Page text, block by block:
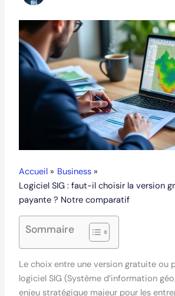
Accueil
Business
Logiciel SIG : faut-il choisir la version
payante ? Notre comparatif
Sommaire
Le choix entre une version gratuite ou
logiciel SIG (Système d’information
enjeu stratégique majeur pour les